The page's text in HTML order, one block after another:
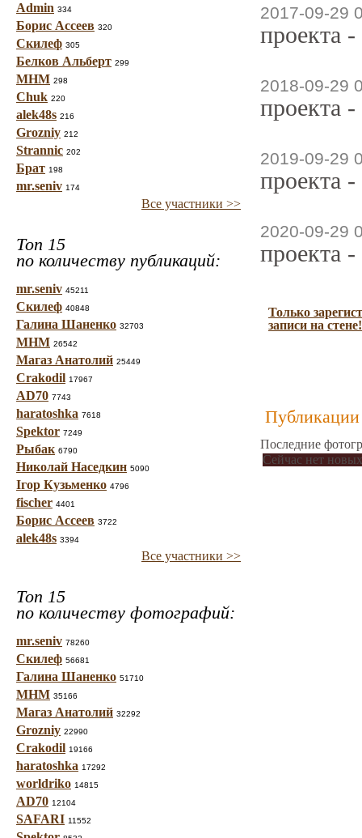
Admin 334
Борис Ассеев 320
Скилеф 305
Белков Альберт 299
МНМ 298
Chuk 220
alek48s 216
Grozniy 212
Strannic 202
Брат 198
mr.seniv 174
Все участники >>
Топ 15
по количеству публикаций:
mr.seniv 45211
Скилеф 40848
Галина Шаненко 32703
МНМ 26542
Магаз Анатолий 25449
Crakodil 17967
AD70 7743
haratoshka 7618
Spektor 7249
Рыбак 6790
Николай Наседкин 5090
Ігор Кузьменко 4796
fischer 4401
Борис Ассеев 3722
alek48s 3394
Все участники >>
Топ 15
по количеству фотографий:
mr.seniv 78260
Скилеф 56681
Галина Шаненко 51710
МНМ 35166
Магаз Анатолий 32292
Grozniy 22990
Crakodil 19166
haratoshka 17292
worldriko 14815
AD70 12104
SAFARI 11552
2017-09-29
проекта
2018-09-29
проекта
2019-09-29
проекта
2020-09-29
проекта
Только
записи на стене!
Публикации
Последние
Сейчас нет